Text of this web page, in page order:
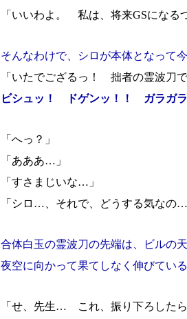
「いいわよ。 私は、将来GSになる
そんなわけで、シロが本体となって
「いたでござるっ！ 拙者の霊波刀
ビシュッ！ ドゲンッ！！ ガラガ
「へっ？」
「あああ…」
「すさまじいな…」
「シロ…、それで、どうする気なの
合体白玉の霊波刀の先端は、ビルの
夜空に向かって果てしなく伸びてい
「せ、先生… これ、振り下ろした